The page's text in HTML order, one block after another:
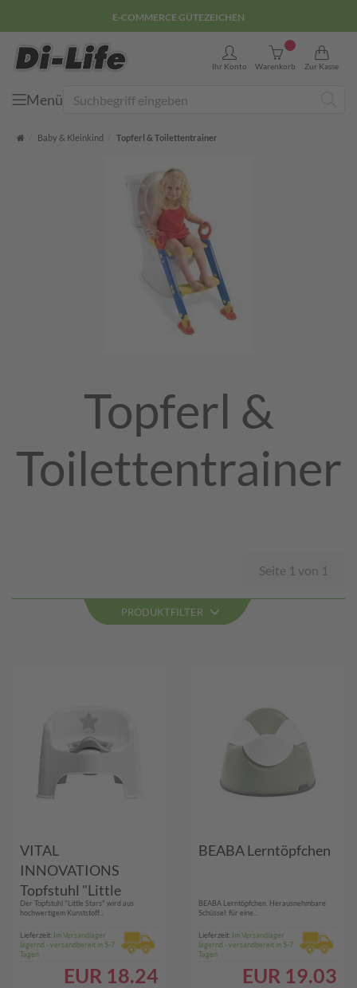
E-COMMERCE GÜTEZEICHEN
Ihr Konto Warenkorb
0
Zur Kasse
Menü
Startseite
Baby & Kleinkind Topferl & Toilettentrainer
Topferl &
Toilettentrainer
Seite 1 von 1
PRODUKTFILTER
VITAL
INNOVATIONS
Topfstuhl "Little
Stars"
Der Topfstuhl "Little Stars" wird aus
hochwertigem Kunststoff...
Lieferzeit: Im Versandlager
lagernd - versandbereit in 5-7
Tagen
EUR 18.24
BEABA Lerntöpfchen
BEABA Lerntöpfchen. Herausnehmbare
Schüssel: für eine...
Lieferzeit: Im Versandlager
lagernd - versandbereit in 5-7
Tagen
EUR 19.03